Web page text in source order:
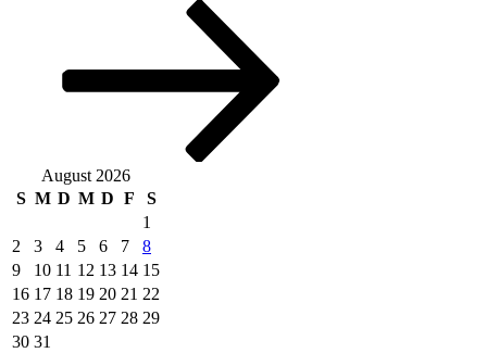
August 2026
S M D M D F
S
1
2
3 4 5 6 7
8
9
10 11 12 13 14 15
16 17 18 19 20 21 22
23 24 25 26 27 28 29
30 31